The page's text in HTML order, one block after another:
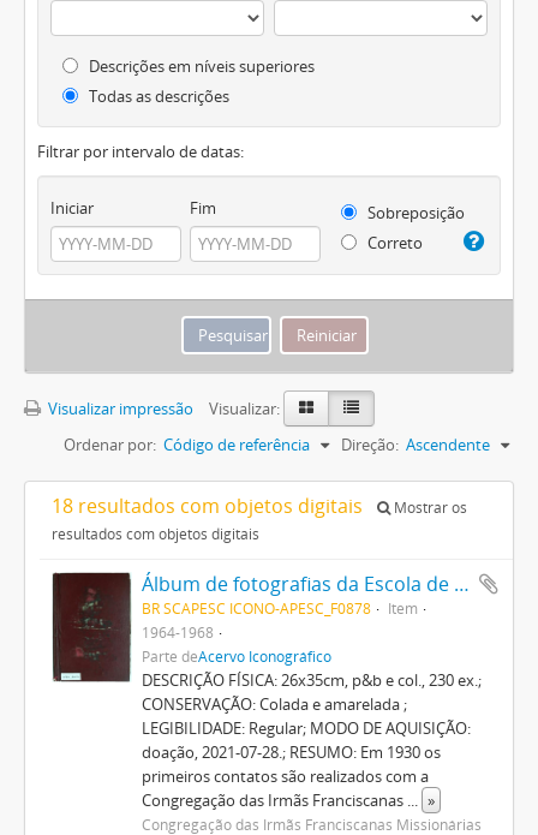
Descrições em níveis superiores
Todas as descrições
Filtrar por intervalo de datas:
Iniciar Fim
Sobreposição
Correto
Visualizar impressão
Visualizar:
Ordenar por: Código de referência Direção: Ascendente
18 resultados com objetos digitais
Mostrar os
resultados com objetos digitais
Álbum de fotografias da Escola de Educação Básica Bom Pastor
BR SCAPESC ICONO-APESC_F0878
Item
1964-1968
Parte deAcervo Iconográfico
DESCRIÇÃO FÍSICA: 26x35cm, p&b e col., 230 ex.;
CONSERVAÇÃO: Colada e amarelada ;
LEGIBILIDADE: Regular; MODO DE AQUISIÇÃO:
doação, 2021-07-28.; RESUMO: Em 1930 os
primeiros contatos são realizados com a
Congregação das Irmãs Franciscanas ... »
Congregação das Irmãs Franciscanas Missionárias